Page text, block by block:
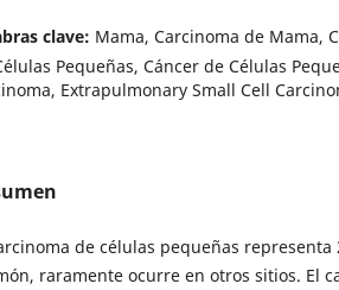
clave: Mama, Carcinoma de Mama,
Pequeñas, Cáncer de Células
Extrapulmonary Small Cell
de células pequeñas representa
raramente ocurre en otros sitios. El